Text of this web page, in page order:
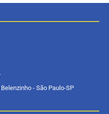
- São Paulo-SP